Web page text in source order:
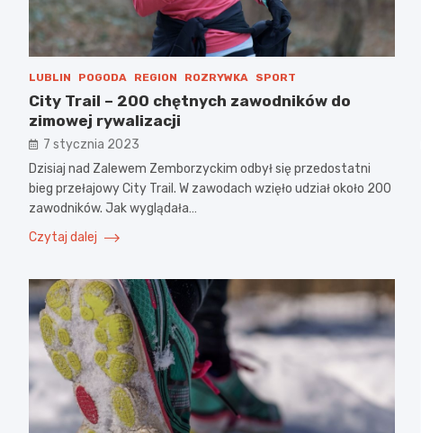
LUBLIN POGODA REGION ROZRYWKA SPORT
City Trail – 200 chętnych zawodników do
zimowej rywalizacji
7 stycznia 2023
Dzisiaj nad Zalewem Zemborzyckim odbył się przedostatni
bieg przełajowy City Trail. W zawodach wzięło udział około 200
zawodników. Jak wyglądała…
Czytaj dalej